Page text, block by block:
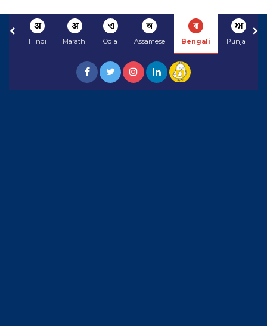
अ
Hindi
अ
Marathi
ଏ
Odia
অ
Assamese
বা
Bengali
ਅ
Punjabi